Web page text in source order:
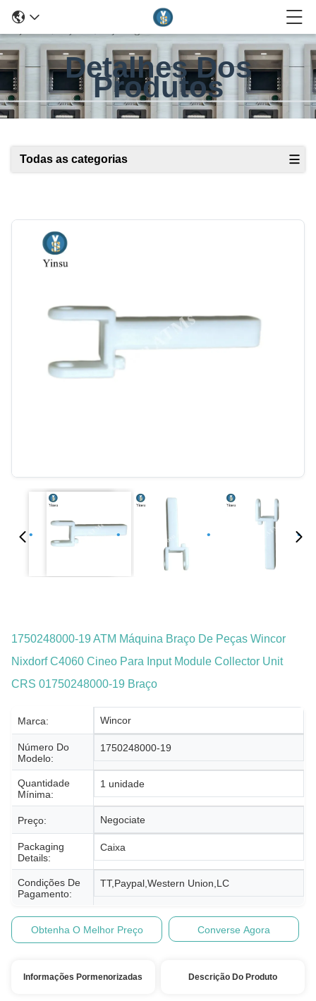
Detalhes Dos
Produtos
Todas as categorias
1750248000-19 ATM Máquina Braço De Peças Wincor
Nixdorf C4060 Cineo Para Input Module Collector Unit
CRS 01750248000-19 Braço
Marca: Wincor
Número Do
Modelo:
1750248000-19
Quantidade
Mínima:
1 unidade
Preço: Negociate
Packaging
Details:
Caixa
Condições De
Pagamento:
TT,Paypal,Western Union,LC
Obtenha O Melhor Preço Converse Agora
Informações Pormenorizadas Descrição Do Produto